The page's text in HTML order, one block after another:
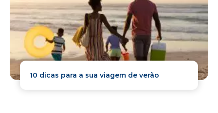
10 dicas para a sua viagem de verão